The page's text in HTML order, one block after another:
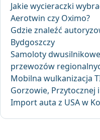
Jakie wycieraczki
Aerotwin czy Oximo?
Gdzie znaleźć
Bydgoszczy
Samoloty
przewozów
Mobilna wulkanizacja
Gorzowie, Przytocznej
Import auta z USA w